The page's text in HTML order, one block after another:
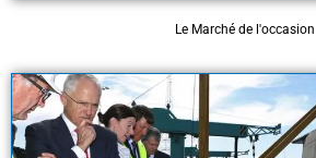
Le Marché de l'occasion